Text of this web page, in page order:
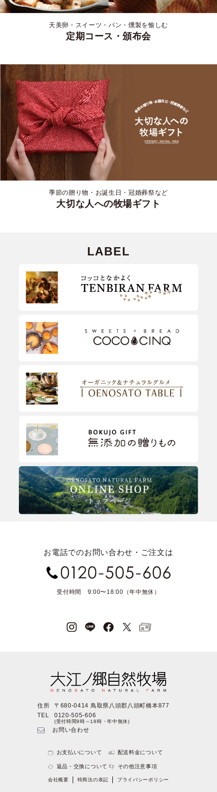
天美卵・スイーツ・パン・燻製を愉しむ
定期コース・頒布会
季節の贈り物・お誕生日・冠婚葬祭など
大切な人への牧場ギフト
LABEL
お電話でのお問い合わせ・ご注文は
受付時間 9:00〜18:00（年中無休）
住所
〒680-0414 鳥取県八頭郡八頭町橋本877
TEL
0120-505-606
(受付時間9時～18時・年中無休)
お問い合わせ
お支払いについて 配送料金について
返品・交換について その他注意事項
会社概要 特商法の表記 プライバシーポリシー